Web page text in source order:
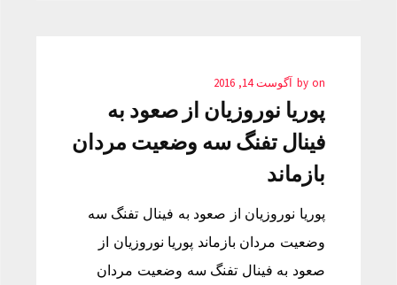
by on آگوست 14, 2016
پوریا نوروزیان از صعود به
فینال تفنگ سه وضعیت مردان
بازماند
پوریا نوروزیان از صعود به فینال تفنگ سه
وضعیت مردان بازماند پوریا نوروزیان از
صعود به فینال تفنگ سه وضعیت مردان